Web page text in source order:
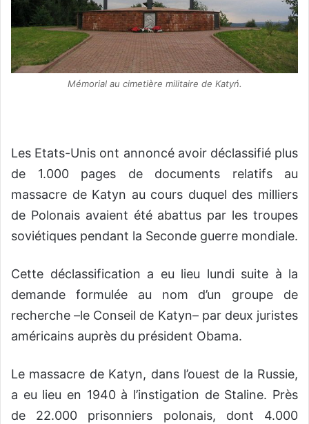
Mémorial au cimetière militaire de Katyń.
Les Etats-Unis ont annoncé avoir déclassifié plus
de 1.000 pages de documents relatifs au
massacre de Katyn au cours duquel des milliers
de Polonais avaient été abattus par les troupes
soviétiques pendant la Seconde guerre mondiale.
Cette déclassification a eu lieu lundi suite à la
demande formulée au nom d’un groupe de
recherche –le Conseil de Katyn– par deux juristes
américains auprès du président Obama.
Le massacre de Katyn, dans l’ouest de la Russie,
a eu lieu en 1940 à l’instigation de Staline. Près
de 22.000 prisonniers polonais, dont 4.000